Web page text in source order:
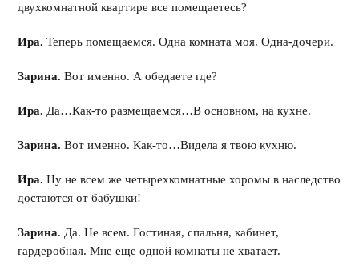
двухкомнатной квартире все помещаетесь?
Ира. Теперь помещаемся. Одна комната моя. Одна-дочери.
Зарина. Вот именно. А обедаете где?
Ира. Да…Как-то размещаемся…В основном, на кухне.
Зарина. Вот именно. Как-то…Видела я твою кухню.
Ира. Ну не всем же четырехкомнатные хоромы в наследство
достаются от бабушки!
Зарина. Да. Не всем. Гостиная, спальня, кабинет,
гардеробная. Мне еще одной комнаты не хватает.